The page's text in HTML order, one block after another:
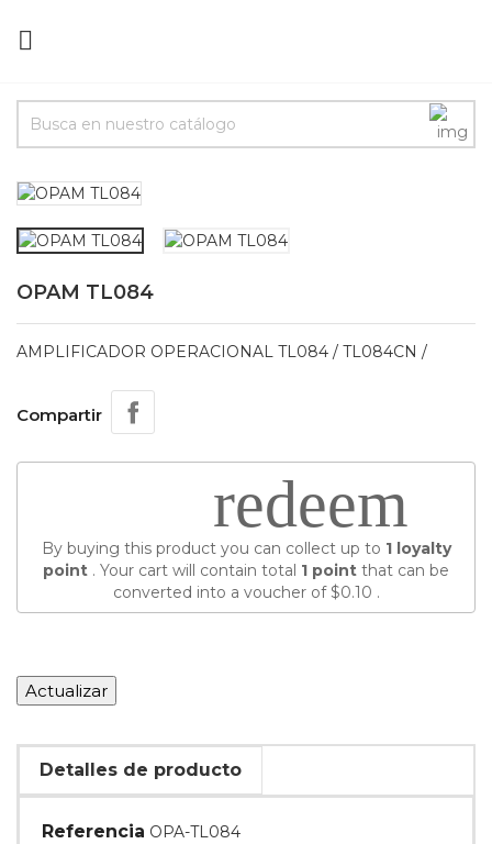

OPAM TL084
AMPLIFICADOR OPERACIONAL TL084 / TL084CN /
Compartir
redeem
By buying this product you can collect up to 1loyalty
point . Your cart will contain total 1 point that can be
converted into a voucher of$0.10 .
Detalles de producto
Referencia OPA-TL084